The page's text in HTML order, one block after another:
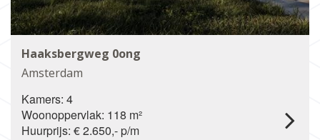
Haaksbergweg 0ong
Amsterdam
Kamers: 4
Woonoppervlak: 118 m²
Huurprijs: € 2.650,- p/m